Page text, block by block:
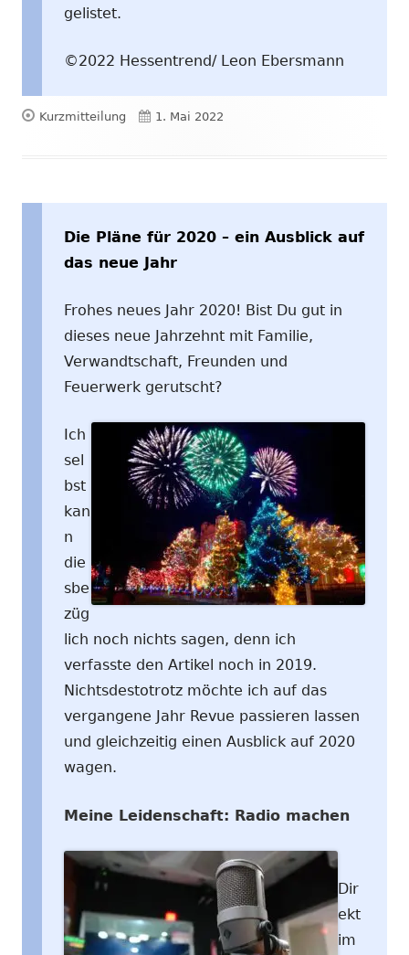
gelistet.
©2022 Hessentrend/ Leon Ebersmann
Format
Kurzmitteilung Veröffentlicht
1. Mai 2022
Die Pläne für 2020 – ein Ausblick auf
das neue Jahr
Frohes neues Jahr 2020! Bist Du gut in
dieses neue Jahrzehnt mit Familie,
Verwandtschaft, Freunden und
Feuerwerk gerutscht?
Ich
sel
bst
kan
n
die
sbe
züg
lich noch nichts sagen, denn ich
verfasste den Artikel noch in 2019.
Nichtsdestotrotz möchte ich auf das
vergangene Jahr Revue passieren lassen
und gleichzeitig einen Ausblick auf 2020
wagen.
Meine Leidenschaft: Radio machen
Dir
ekt
im